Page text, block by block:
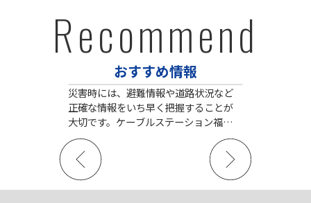
Recommend
おすすめ情報
災害時には、避難情報や道路状況など
正確な情報をいち早く把握することが
大切です。ケーブルステーション福岡で
はもしもの時の情報収集に役立つ様々
なサービスをご提供しています。